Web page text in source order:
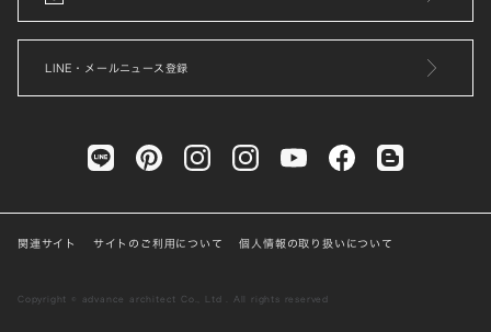
LINE・メールニュース登録
関連サイト サイトのご利用について 個人情報の取り扱いについて
Copyright © advance architect Co., Ltd . All rights reserved